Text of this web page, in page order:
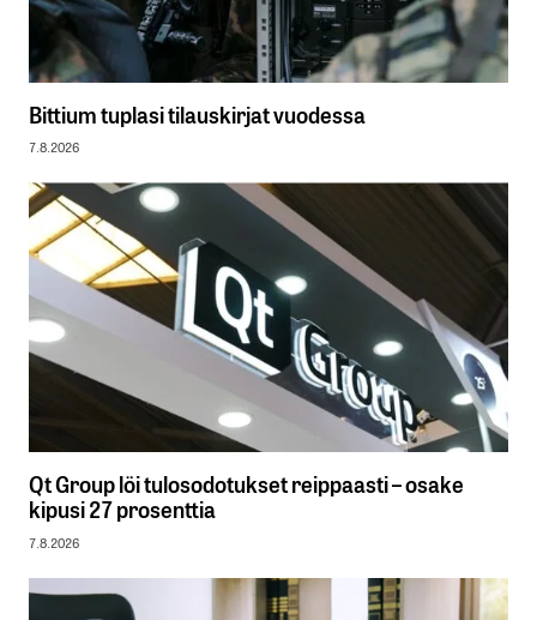
Bittium tuplasi tilauskirjat vuodessa
7.8.2026
Qt Group löi tulosodotukset reippaasti – osake
kipusi 27 prosenttia
7.8.2026